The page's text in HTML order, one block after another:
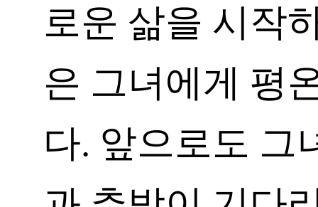
로운 삶을 시작
은 그녀에게 평
다. 앞으로도 그